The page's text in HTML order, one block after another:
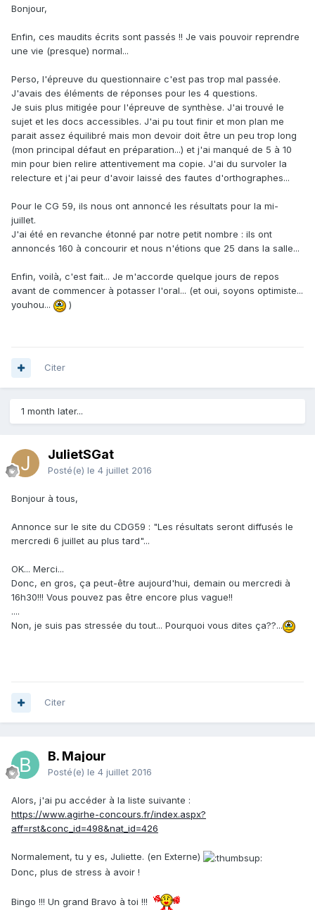
Bonjour,
Enfin, ces maudits écrits sont passés !! Je vais pouvoir reprendre
une vie (presque) normal...
Perso, l'épreuve du questionnaire c'est pas trop mal passée.
J'avais des éléments de réponses pour les 4 questions.
Je suis plus mitigée pour l'épreuve de synthèse. J'ai trouvé le
sujet et les docs accessibles. J'ai pu tout finir et mon plan me
parait assez équilibré mais mon devoir doit être un peu trop long
(mon principal défaut en préparation...) et j'ai manqué de 5 à 10
min pour bien relire attentivement ma copie. J'ai du survoler la
relecture et j'ai peur d'avoir laissé des fautes d'orthographes...
Pour le CG 59, ils nous ont annoncé les résultats pour la mi-
juillet.
J'ai été en revanche étonné par notre petit nombre : ils ont
annoncés 160 à concourir et nous n'étions que 25 dans la salle...
Enfin, voilà, c'est fait... Je m'accorde quelque jours de repos
avant de commencer à potasser l'oral... (et oui, soyons optimiste...
youhou...
)
Citer
1 month later...
JulietSGat
Posté(e) le 4 juillet 2016
Bonjour à tous,
Annonce sur le site du CDG59 : "Les résultats seront diffusés le
mercredi 6 juillet au plus tard"...
OK... Merci...
Donc, en gros, ça peut-être aujourd'hui, demain ou mercredi à
16h30!!! Vous pouvez pas être encore plus vague!!
....
Non, je suis pas stressée du tout... Pourquoi vous dites ça??...
Citer
B. Majour
Posté(e) le 4 juillet 2016
Alors, j'ai pu accéder à la liste suivante :
https://www.agirhe-concours.fr/index.aspx?
aff=rst&conc_id=498&nat_id=426
Normalement, tu y es, Juliette. (en Externe)
Donc, plus de stress à avoir !
Bingo !!! Un grand Bravo à toi !!!